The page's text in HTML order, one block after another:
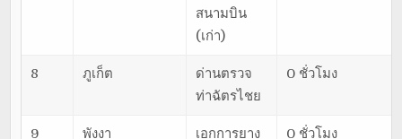
สนามบิน
(เก่า)
8 ภูเก็ต
ด่านตรวจ
ท่าฉัตรไชย
0 ชั่วโมง
9 พังงา เอกการยาง 0 ชั่วโมง